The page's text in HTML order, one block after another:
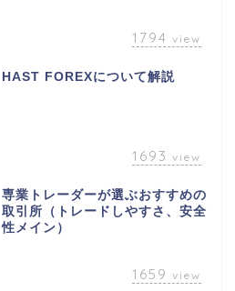
1794 view
HAST FOREXについて解説
1693 view
専業トレーダーが選ぶおすすめの
取引所（トレードしやすさ、安全
性メイン）
1659 view